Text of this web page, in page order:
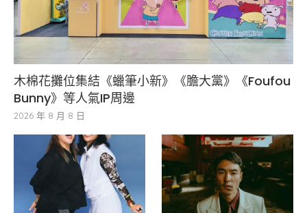
木棉花攤位集結《蠟筆小新》《膽大黨》《Foufou
Bunny》等人氣IP周邊
2026 年 8 月 8 日